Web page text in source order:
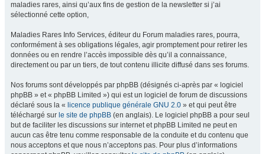
maladies rares, ainsi qu’aux fins de gestion de la newsletter si j’ai
sélectionné cette option,
Maladies Rares Info Services, éditeur du Forum maladies rares, pourra,
conformément à ses obligations légales, agir promptement pour retirer les
données ou en rendre l’accès impossible dès qu’il a connaissance,
directement ou par un tiers, de tout contenu illicite diffusé dans ses forums.
Nos forums sont développés par phpBB (désignés ci-après par « logiciel
phpBB » et « phpBB Limited ») qui est un logiciel de forum de discussions
déclaré sous la « licence publique générale GNU 2.0 » et qui peut être
téléchargé sur le site de phpBB (en anglais). Le logiciel phpBB a pour seul
but de faciliter les discussions sur internet et phpBB Limited ne peut en
aucun cas être tenu comme responsable de la conduite et du contenu que
nous acceptons et que nous n’acceptons pas. Pour plus d’informations